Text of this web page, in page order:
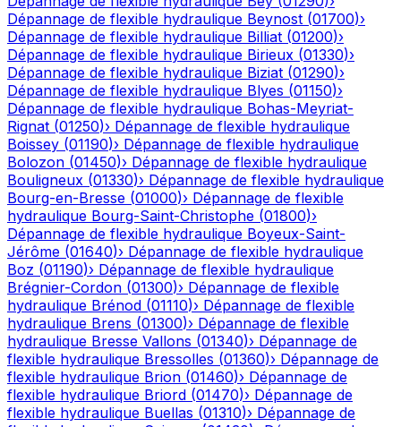
Dépannage de flexible hydraulique Beynost (01700)›
Dépannage de flexible hydraulique Billiat (01200)›
Dépannage de flexible hydraulique Birieux (01330)›
Dépannage de flexible hydraulique Biziat (01290)›
Dépannage de flexible hydraulique Blyes (01150)›
Dépannage de flexible hydraulique Bohas-Meyriat-
Rignat (01250)› Dépannage de flexible hydraulique
Boissey (01190)› Dépannage de flexible hydraulique
Bolozon (01450)› Dépannage de flexible hydraulique
Bouligneux (01330)› Dépannage de flexible hydraulique
Bourg-en-Bresse (01000)› Dépannage de flexible
hydraulique Bourg-Saint-Christophe (01800)›
Dépannage de flexible hydraulique Boyeux-Saint-
Jérôme (01640)› Dépannage de flexible hydraulique
Boz (01190)› Dépannage de flexible hydraulique
Brégnier-Cordon (01300)› Dépannage de flexible
hydraulique Brénod (01110)› Dépannage de flexible
hydraulique Brens (01300)› Dépannage de flexible
hydraulique Bresse Vallons (01340)› Dépannage de
flexible hydraulique Bressolles (01360)› Dépannage de
flexible hydraulique Brion (01460)› Dépannage de
flexible hydraulique Briord (01470)› Dépannage de
flexible hydraulique Buellas (01310)› Dépannage de